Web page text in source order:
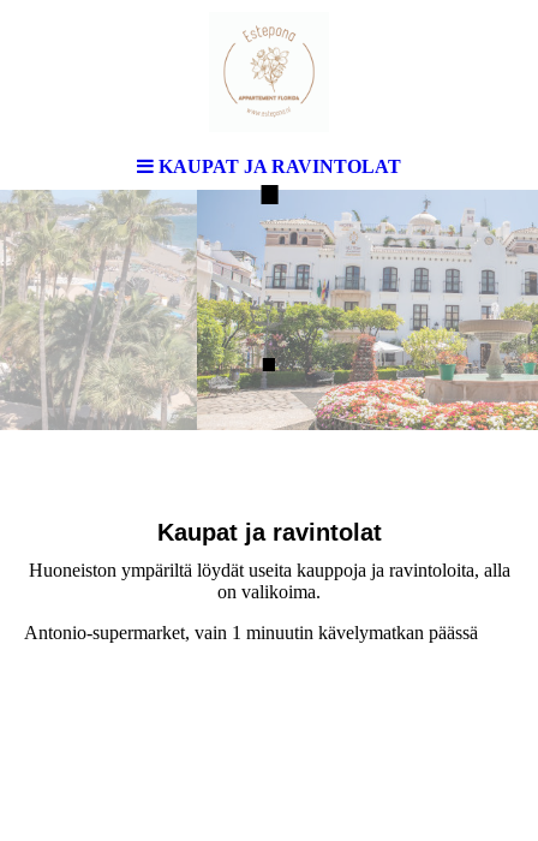
KAUPAT JA RAVINTOLAT
.
.
Kaupat ja ravintolat
Huoneiston ympäriltä löydät useita kauppoja ja ravintoloita, alla
on valikoima.
Antonio-supermarket, vain 1 minuutin kävelymatkan päässä